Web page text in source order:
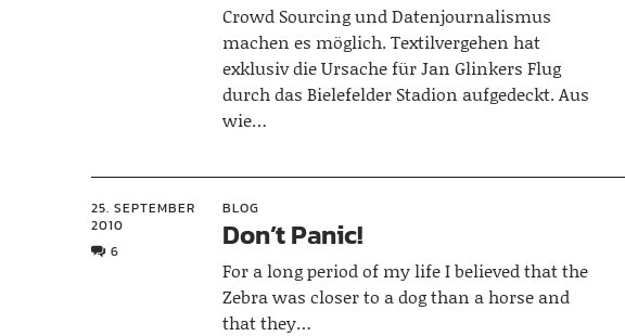
Crowd Sourcing und Datenjournalismus
machen es möglich. Textilvergehen hat
exklusiv die Ursache für Jan Glinkers Flug
durch das Bielefelder Stadion aufgedeckt. Aus
wie…
25. SEPTEMBER
2010
6
BLOG
Don’t Panic!
For a long period of my life I believed that the
Zebra was closer to a dog than a horse and
that they…